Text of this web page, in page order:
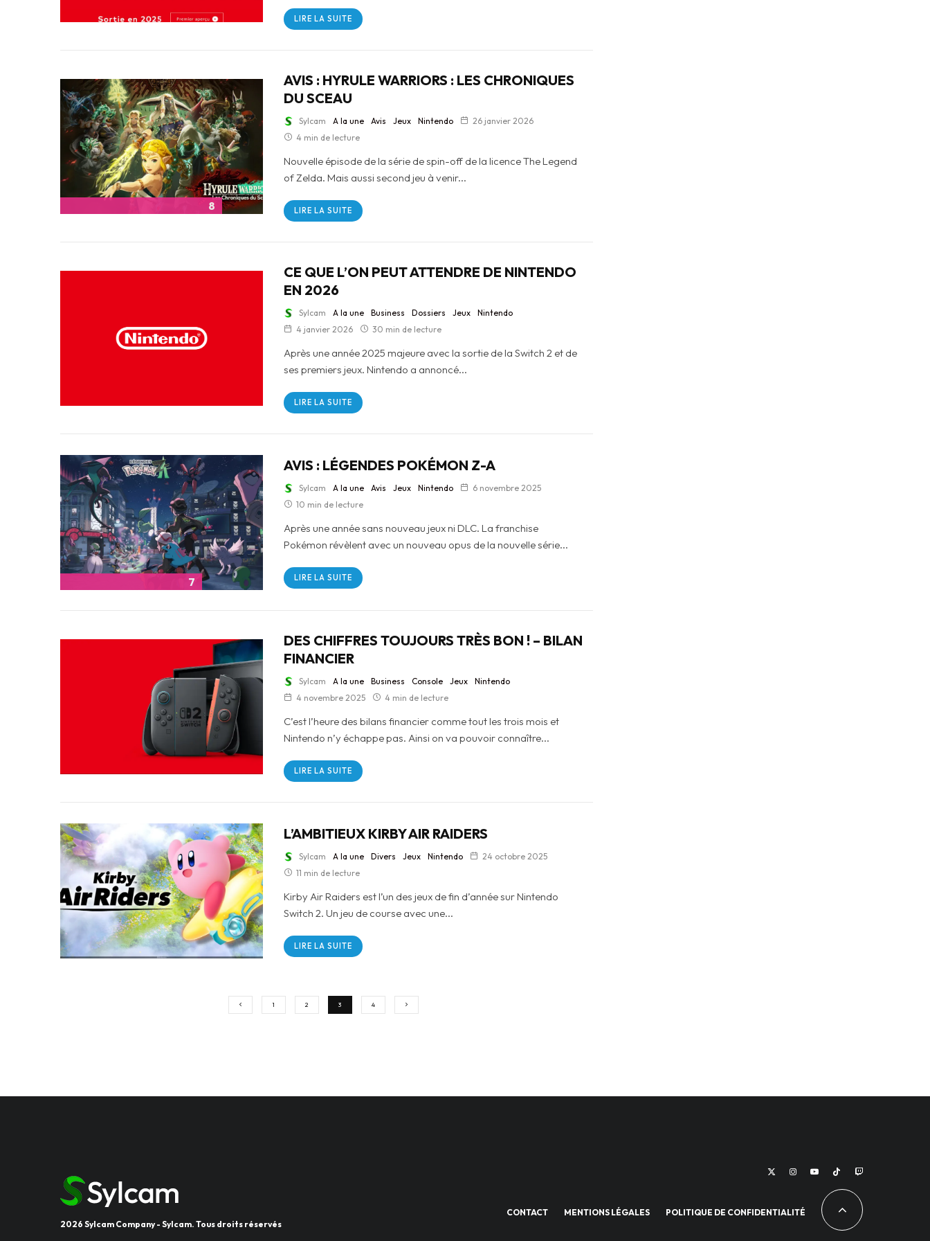
LIRE LA SUITE
8
AVIS : HYRULE WARRIORS : LES CHRONIQUES
DU SCEAU
Sylcam A la une Avis Jeux Nintendo
26 janvier 2026
4 min de lecture
Nouvelle épisode de la série de spin-off de la licence The Legend
of Zelda. Mais aussi second jeu à venir...
LIRE LA SUITE
CE QUE L’ON PEUT ATTENDRE DE NINTENDO
EN 2026
Sylcam A la une Business Dossiers Jeux
Nintendo
4 janvier 2026
30 min de lecture
Après une année 2025 majeure avec la sortie de la Switch 2 et de
ses premiers jeux. Nintendo a annoncé...
LIRE LA SUITE
7
AVIS : LÉGENDES POKÉMON Z-A
Sylcam A la une Avis Jeux Nintendo
6 novembre 2025
10 min de lecture
Après une année sans nouveau jeux ni DLC. La franchise
Pokémon révèlent avec un nouveau opus de la nouvelle série...
LIRE LA SUITE
DES CHIFFRES TOUJOURS TRÈS BON ! – BILAN
FINANCIER
Sylcam A la une Business Console Jeux
Nintendo
4 novembre 2025
4 min de lecture
C’est l’heure des bilans financier comme tout les trois mois et
Nintendo n’y échappe pas. Ainsi on va pouvoir connaître...
LIRE LA SUITE
L’AMBITIEUX KIRBY AIR RAIDERS
Sylcam A la une Divers Jeux Nintendo
24 octobre 2025
11 min de lecture
Kirby Air Raiders est l’un des jeux de fin d’année sur Nintendo
Switch 2. Un jeu de course avec une...
LIRE LA SUITE
1 2 3 4
2026 Sylcam Company - Sylcam. Tous droits réservés
CONTACT MENTIONS LÉGALES POLITIQUE DE CONFIDENTIALITÉ